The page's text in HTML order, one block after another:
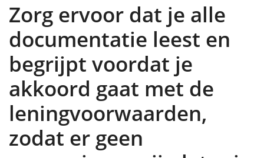
Zorg ervoor dat je alle
documentatie leest en
begrijpt voordat je
akkoord gaat met de
leningvoorwaarden,
zodat er geen